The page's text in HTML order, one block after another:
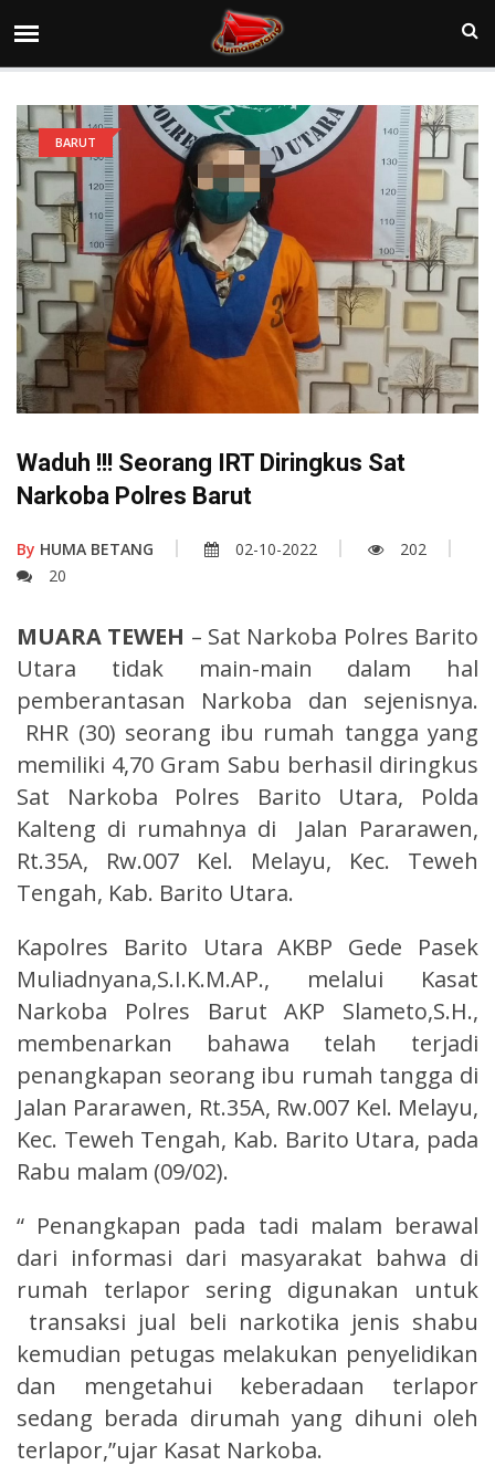
BARUT
Waduh !!! Seorang IRT Diringkus Sat
Narkoba Polres Barut
By HUMA BETANG 02-10-2022
202
20
MUARA TEWEH – Sat Narkoba Polres Barito
Utara tidak main-main dalam hal
pemberantasan Narkoba dan sejenisnya.
RHR (30) seorang ibu rumah tangga yang
memiliki 4,70 Gram Sabu berhasil diringkus
Sat Narkoba Polres Barito Utara, Polda
Kalteng di rumahnya di Jalan Pararawen,
Rt.35A, Rw.007 Kel. Melayu, Kec. Teweh
Tengah, Kab. Barito Utara.
Kapolres Barito Utara AKBP Gede Pasek
Muliadnyana,S.I.K.M.AP., melalui Kasat
Narkoba Polres Barut AKP Slameto,S.H.,
membenarkan bahawa telah terjadi
penangkapan seorang ibu rumah tangga di
Jalan Pararawen, Rt.35A, Rw.007 Kel. Melayu,
Kec. Teweh Tengah, Kab. Barito Utara, pada
Rabu malam (09/02).
“ Penangkapan pada tadi malam berawal
dari informasi dari masyarakat bahwa di
rumah terlapor sering digunakan untuk
transaksi jual beli narkotika jenis shabu
kemudian petugas melakukan penyelidikan
dan mengetahui keberadaan terlapor
sedang berada dirumah yang dihuni oleh
terlapor,”ujar Kasat Narkoba.